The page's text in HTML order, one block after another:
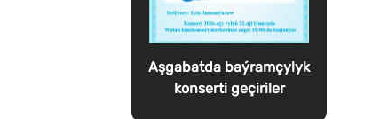
Aşgabatda baýramçylyk
konserti geçiriler